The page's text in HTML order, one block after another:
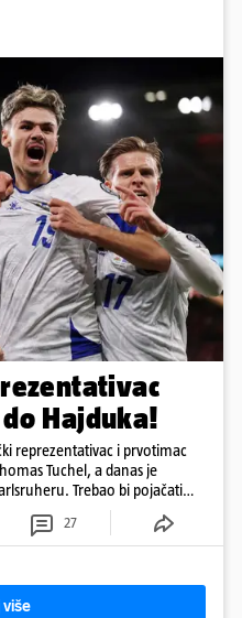
Hajduka!
reprezentativac i prvotimac
Tuchel, a danas je
Trebao bi pojačati
27
više